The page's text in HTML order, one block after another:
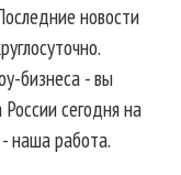
новости
бизнеса - вы
сегодня на
наша работа.